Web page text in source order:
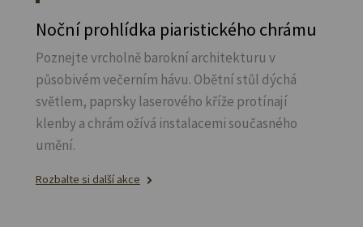
Noční prohlídka piaristického chrámu
Poznejte vrcholně barokní architekturu v
působivém večerním hávu. Obětní stůl dýchá
světlem, paprsky laserového kříže protínají
klenby a chrám ožívá instalacemi současného
umění.
Rozbalte si další akce